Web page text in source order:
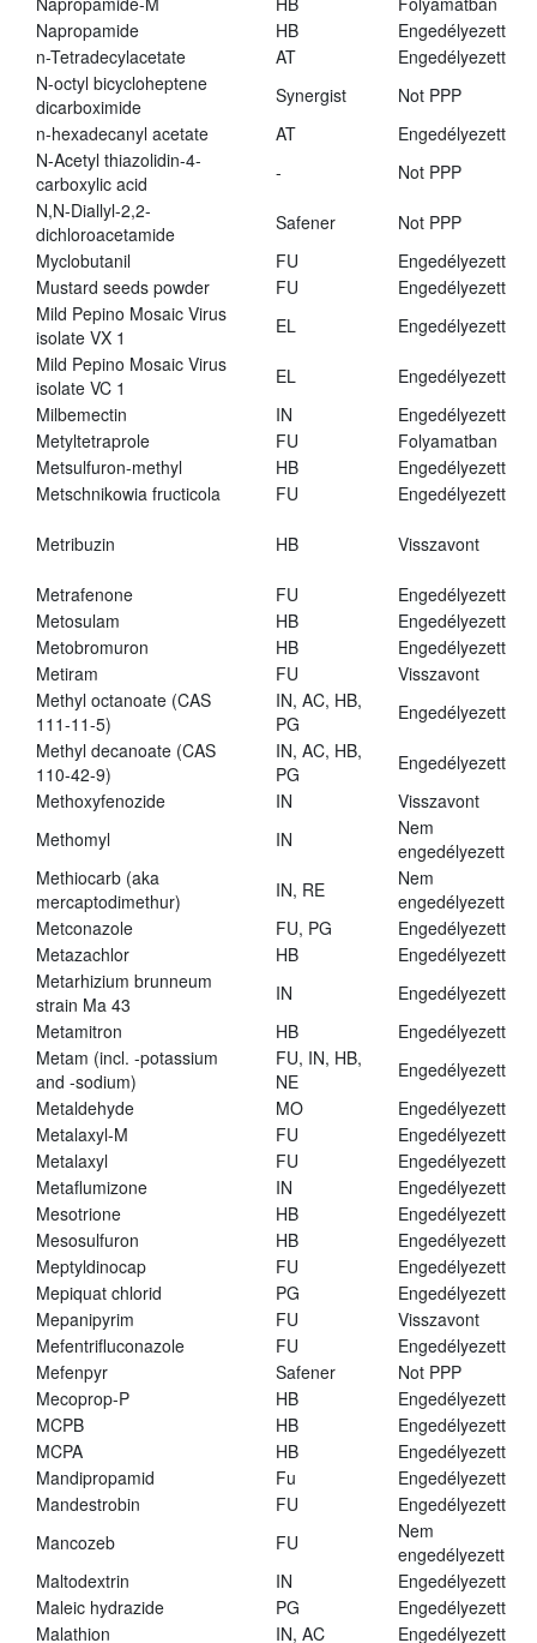
Napropamide
HB
Engedélyezett
n-Tetradecylacetate
AT
Engedélyezett
N-octyl bicycloheptene
dicarboximide
Synergist
Not PPP
n-hexadecanyl acetate
AT
Engedélyezett
N-Acetyl thiazolidin-4-
carboxylic acid
-
Not PPP
N,N-Diallyl-2,2-
dichloroacetamide
Safener
Not PPP
Myclobutanil
FU
Engedélyezett
Mustard seeds powder
FU
Engedélyezett
Mild Pepino Mosaic Virus
isolate VX 1
EL
Engedélyezett
Mild Pepino Mosaic Virus
isolate VC 1
EL
Engedélyezett
Milbemectin
IN
Engedélyezett
Metyltetraprole
FU
Folyamatban
Metsulfuron-methyl
HB
Engedélyezett
Metschnikowia fructicola
FU Engedélyezett
Metribuzin HB Visszavont
Metrafenone FU
Engedélyezett
Metosulam
HB
Engedélyezett
Metobromuron
HB
Engedélyezett
Metiram
FU
Visszavont
Methyl octanoate (CAS
111-11-5)
IN, AC, HB,
PG
Engedélyezett
Methyl decanoate (CAS
110-42-9)
IN, AC, HB,
PG
Engedélyezett
Methoxyfenozide
IN
Visszavont
Methomyl
IN
Nem
engedélyezett
Methiocarb (aka
mercaptodimethur)
IN, RE
Nem
engedélyezett
Metconazole
FU, PG
Engedélyezett
Metazachlor
HB
Engedélyezett
Metarhizium brunneum
strain Ma 43
IN
Engedélyezett
Metamitron
HB
Engedélyezett
Metam (incl. -potassium
and -sodium)
FU, IN, HB,
NE
Engedélyezett
Metaldehyde
MO
Engedélyezett
Metalaxyl-M
FU
Engedélyezett
Metalaxyl
FU
Engedélyezett
Metaflumizone
IN
Engedélyezett
Mesotrione
HB
Engedélyezett
Mesosulfuron
HB
Engedélyezett
Meptyldinocap
FU
Engedélyezett
Mepiquat chlorid
PG
Engedélyezett
Mepanipyrim
FU
Visszavont
Mefentrifluconazole
FU
Engedélyezett
Mefenpyr
Safener
Not PPP
Mecoprop-P
HB
Engedélyezett
MCPB
HB
Engedélyezett
MCPA
HB
Engedélyezett
Mandipropamid
Fu
Engedélyezett
Mandestrobin
FU
Engedélyezett
Mancozeb
FU
Nem
engedélyezett
Maltodextrin
IN
Engedélyezett
Maleic hydrazide
PG
Engedélyezett
Malathion
IN, AC Engedélyezett